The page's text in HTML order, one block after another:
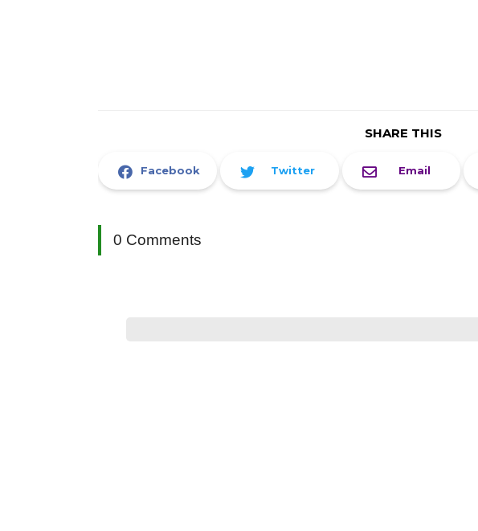
SHARE THIS
Facebook Twitter Email
0 Comments